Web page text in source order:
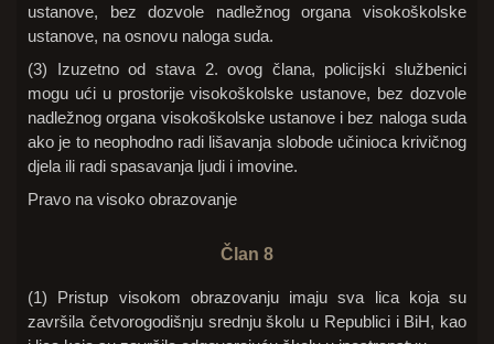
ustanove, bez dozvole nadležnog organa visokoškolske
ustanove, na osnovu naloga suda.
(3) Izuzetno od stava 2. ovog člana, policijski službenici
mogu ući u prostorije visokoškolske ustanove, bez dozvole
nadležnog organa visokoškolske ustanove i bez naloga suda
ako je to neophodno radi lišavanja slobode učinioca krivičnog
djela ili radi spasavanja ljudi i imovine.
Pravo na visoko obrazovanje
Član 8
(1) Pristup visokom obrazovanju imaju sva lica koja su
završila četvorogodišnju srednju školu u Republici i BiH, kao